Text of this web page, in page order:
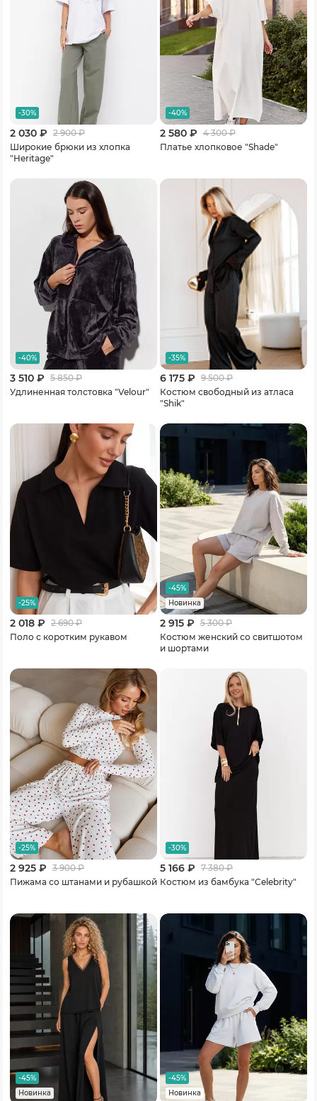
-30%
2 030 ₽ 2 900₽
Широкие брюки из хлопка
"Heritage"
-40%
2 580 ₽ 4 300₽
Платье хлопковое "Shade"
-40%
3 510 ₽ 5 850₽
Удлиненная толстовка "Velour"
-35%
6 175 ₽ 9 500₽
Костюм свободный из атласа
"Shik"
-25%
2 018 ₽ 2 690₽
Поло с коротким рукавом
-45%
Новинка
2 915 ₽ 5 300₽
Костюм женский со свитшотом
и шортами
-25%
2 925 ₽ 3 900₽
Пижама со штанами и рубашкой
-30%
5 166 ₽ 7 380₽
Костюм из бамбука "Celebrity"
-45%
Новинка
-45%
Новинка